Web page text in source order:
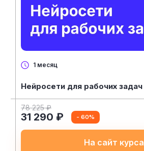
1 месяц
Нейросети для рабочих задач
78 225 ₽
31 290 ₽ - 60%
На сайт курса